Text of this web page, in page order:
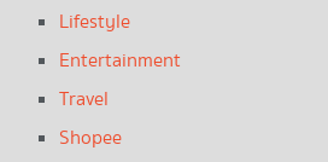
Lifestyle
Entertainment
Travel
Shopee